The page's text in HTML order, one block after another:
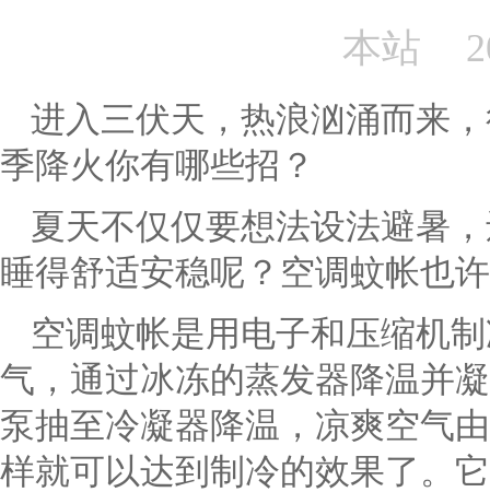
本站
进入三伏天，热浪汹涌而来
季降火你有哪些招？
夏天不仅仅要想法设法避暑
睡得舒适安稳呢？空调蚊帐也
空调蚊帐是用电子和压缩机
气，通过冰冻的蒸发器降温并
泵抽至冷凝器降温，凉爽空气
样就可以达到制冷的效果了。